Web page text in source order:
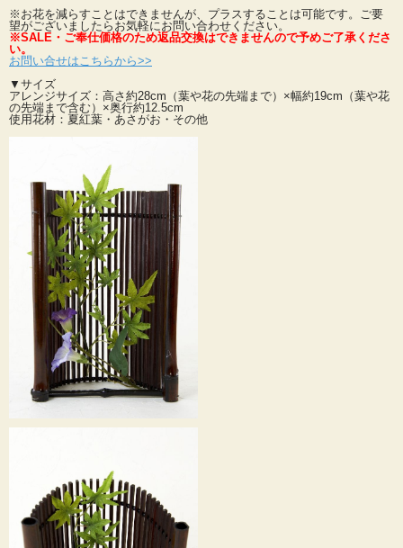
とても人気の高いアレンジメントです。
「これが造花！？」と思ってしまうはず・・・。
※SALE・ご奉仕価格のため返品交換はできませんので予めご了承ください。
他の和モダンアレンジを見る>>
※お花を減らすことはできませんが、プラスすることは可能です。ご要
望がございましたらお気軽にお問い合わせください。
※SALE・ご奉仕価格のため返品交換はできませんので予めご了承くださ
い。
お問い合せはこちらから>>
▼サイズ
アレンジサイズ：高さ約28cm（葉や花の先端まで）×幅約19cm（葉や花
の先端まで含む）×奥行約12.5cm
使用花材：夏紅葉・あさがお・その他